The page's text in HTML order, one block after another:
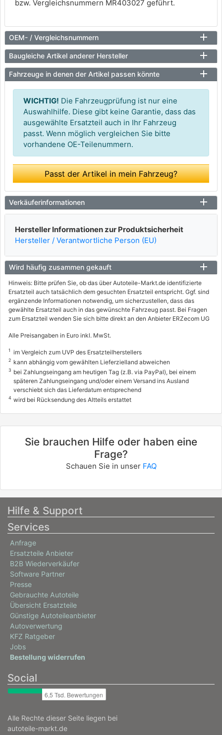
bzw. Vergleichsnummern MR403027 geführt.
OEM- / Vergleichsnummern
Baugleiche Artikel anderer Hersteller
Fahrzeuge in denen der Artikel passen könnte
WICHTIG! Die Fahrzeugprüfung ist nur eine
Auswahlhilfe. Diese gibt keine Garantie, dass das
ausgewählte Ersatzteil auch in Ihr Fahrzeug
passt. Wenn möglich vergleichen Sie bitte
vorhandene OE-Teilenummern.
Passt der Artikel in mein Fahrzeug?
Verkäuferinformationen
Hersteller Informationen zur Produktsicherheit
Hersteller / Verantwortliche Person (EU)
Wird häufig zusammen gekauft
Hinweis: Bitte prüfen Sie, ob das über Autoteile-Markt.de identifizierte
Ersatzteil auch tatsächlich dem gesuchten Ersatzteil entspricht. Ggf. sind
ergänzende Informationen notwendig, um sicherzustellen, dass das
gewählte Ersatzteil auch in das gewünschte Fahrzeug passt. Bei Fragen
zum Ersatzteil wenden Sie sich bitte direkt an den Anbieter ERZecom UG
Alle Preisangaben in Euro inkl. MwSt.
1 im Vergleich zum UVP des Ersatzteilherstellers
2 kann abhängig vom gewählten Lieferzielland abweichen
3 bei Zahlungseingang am heutigen Tag (z.B. via PayPal), bei einem
späteren Zahlungseingang und/oder einem Versand ins Ausland
verschiebt sich das Lieferdatum entsprechend
4 wird bei Rücksendung des Altteils erstattet
Sie brauchen Hilfe oder haben eine
Frage?
Schauen Sie in unser FAQ
Hilfe & Support
Services
Anfrage
Ersatzteile Anbieter
B2B Wiederverkäufer
Software Partner
Presse
Gebrauchte Autoteile
Übersicht Ersatzteile
Günstige Autoteileanbieter
Autoverwertung
KFZ Ratgeber
Jobs
Bestellung widerrufen
Social
Alle Rechte dieser Seite liegen bei
autoteile-markt.de